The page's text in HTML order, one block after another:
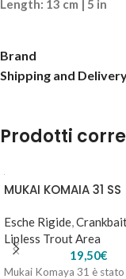
MOLIX GLIDE
Length: 13 cm | 5 in
Brand
Shipping and
Prodotti
MUKAI KOMAIA 31 SS
Esche Rigide,
Lipless Trout Area
19,50€
Mukai Komaya 31 è stato